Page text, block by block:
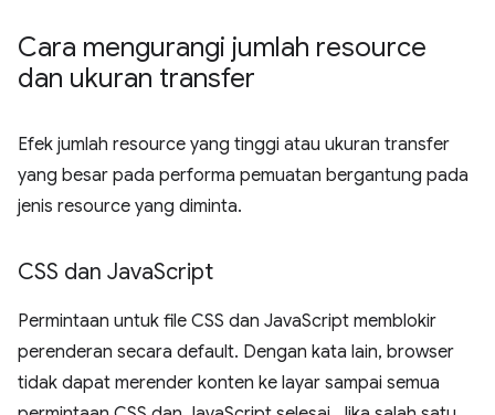
Cara mengurangi jumlah resource
dan ukuran transfer
Efek jumlah resource yang tinggi atau ukuran transfer
yang besar pada performa pemuatan bergantung pada
jenis resource yang diminta.
CSS dan JavaScript
Permintaan untuk file CSS dan JavaScript memblokir
perenderan secara default. Dengan kata lain, browser
tidak dapat merender konten ke layar sampai semua